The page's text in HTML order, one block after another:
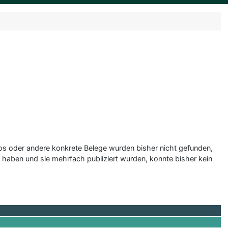
oder andere konkrete Belege wurden bisher nicht gefunden,
und sie mehrfach publiziert wurden, konnte bisher kein